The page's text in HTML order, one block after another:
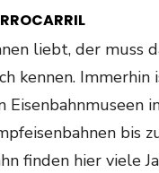
liebt, der muss
kennen. Immerhin
bis
finden hier viele